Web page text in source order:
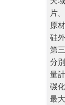
片
原
硅
第
分
量
碳
最